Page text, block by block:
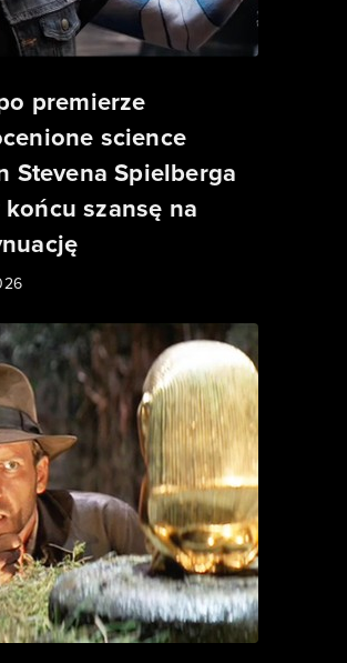
premierze
science
Stevena Spielberga
szansę na